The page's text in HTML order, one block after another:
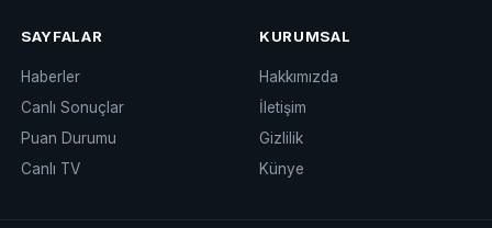
SAYFALAR
Haberler
Canlı Sonuçlar
Puan Durumu
Canlı TV
KURUMSAL
Hakkımızda
İletişim
Gizlilik
Künye